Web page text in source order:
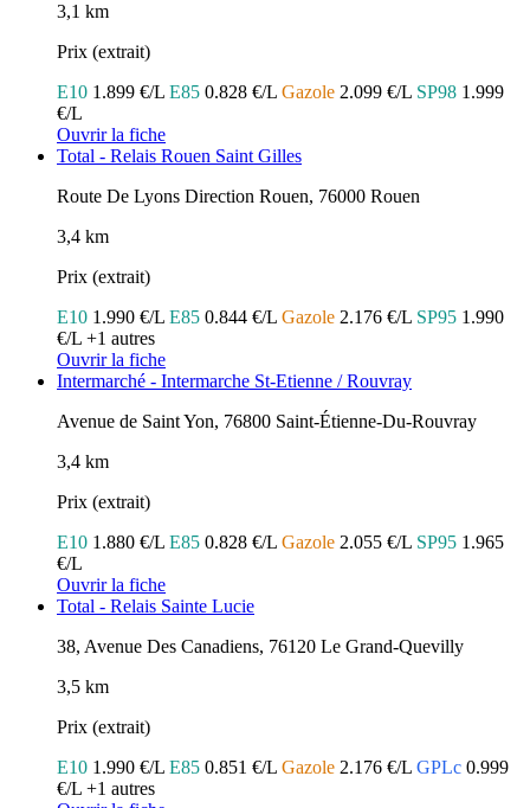
3,1 km
Prix (extrait)
E10 1.899 €/L E85 0.828 €/L Gazole 2.099 €/L SP98 1.999
€/L
Ouvrir la fiche
Total - Relais Rouen Saint Gilles
Route De Lyons Direction Rouen, 76000 Rouen
3,4 km
Prix (extrait)
E10 1.990 €/L E85 0.844 €/L Gazole 2.176 €/L SP95 1.990
€/L +1 autres
Ouvrir la fiche
Intermarché - Intermarche St-Etienne / Rouvray
Avenue de Saint Yon, 76800 Saint-Étienne-Du-Rouvray
3,4 km
Prix (extrait)
E10 1.880 €/L E85 0.828 €/L Gazole 2.055 €/L SP95 1.965
€/L
Ouvrir la fiche
Total - Relais Sainte Lucie
38, Avenue Des Canadiens, 76120 Le Grand-Quevilly
3,5 km
Prix (extrait)
E10 1.990 €/L E85 0.851 €/L Gazole 2.176 €/L GPLc 0.999
€/L +1 autres